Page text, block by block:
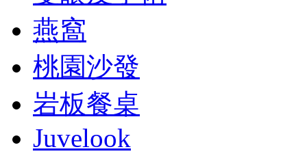
燕窩
桃園沙發
岩板餐桌
Juvelook